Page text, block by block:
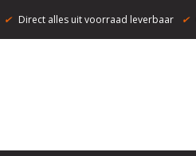
✔ Direct alles uit voorraad leverbaar ✔